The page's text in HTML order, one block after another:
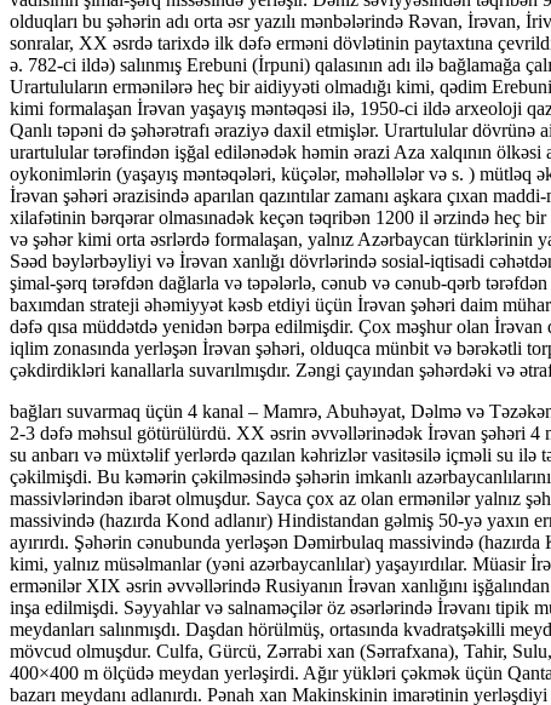
olduqları bu şəhərin adı orta əsr yazılı mənbələrində Rəvan, İrəvan,
sonralar, XX əsrdə tarixdə ilk dəfə erməni dövlətinin paytaxtına
ə. 782-ci ildə) salınmış Erebuni (İrpuni) qalasının adı ilə bağlamağa
Urartuluların ermənilərə heç bir aidiyyəti olmadığı kimi, qədim
kimi formalaşan İrəvan yaşayış məntəqəsi ilə, 1950-ci ildə arxeoloji
Qanlı təpəni də şəhərətrafı əraziyə daxil etmişlər. Urartulular dövrünə
urartulular tərəfindən işğal edilənədək həmin ərazi Aza xalqının
oykonimlərin (yaşayış məntəqələri, küçələr, məhəllələr və s. ) mütləq
İrəvan şəhəri ərazisində aparılan qazıntılar zamanı aşkara çıxan
xilafətinin bərqərar olmasınadək keçən təqribən 1200 il ərzində heç
və şəhər kimi orta əsrlərdə formalaşan, yalnız Azərbaycan türklərinin
Səəd bəylərbəyliyi və İrəvan xanlığı dövrlərində sosial-iqtisadi
şimal-şərq tərəfdən dağlarla və təpələrlə, cənub və cənub-qərb
baxımdan strateji əhəmiyyət kəsb etdiyi üçün İrəvan şəhəri daim
dəfə qısa müddətdə yenidən bərpa edilmişdir. Çox məşhur olan
iqlim zonasında yerləşən İrəvan şəhəri, olduqca münbit və bərəkətli
çəkdirdikləri kanallarla suvarılmışdır. Zəngi çayından şəhərdəki və
bağları suvarmaq üçün 4 kanal – Mamrə, Abuhəyat, Dəlmə və Təzəkənd kanalları çəkilmişdi. Şəhərin cənubundakı bağlar isə (Qırxbulaq) çayından çəkilən kanal və arxlarla suvarılırdı. İrəvan torpaqlarından ildə 2-3 dəfə məhsul götürülürdü. XX əsrin əvvəllərinədək İrəvan şəhəri 4 mənbədən – Zəngi çayı, Söyüdlük adlanan ərazidəki çoxsaylı bulaqlar, Gedər (Qırxbulaq) çayının şəhər bağlarından keçən hissəsində tikilən su anbarı və müxtəlif yerlərdə qazılan kəhrizlər vasitəsilə içməli su ilə təmin edilirdi. XX əsrin əvvəlində İrəvandan təqribən 19 km uzaqlıqda Gedər çayının mənbəyindən (Qırxbulaqdan) şəhərə su kəməri çəkilmişdi. Bu kəmərin çəkilməsində şəhərin imkanlı azərbaycanlılarının müstəsna xidmətləri olmuşdu. Xanlıqlar dövründə İrəvan şəhəri dörd kvartaldan – Qala, Şəhər (Şəhri), Təpəbaşı və Dəmirbulaq yaşayış massivlərindən ibarət olmuşdur. Sayca çox az olan ermənilər yalnız şəhərin ətrafındakı bəzi qəsəbələrdə yaşayırdılar. Şəhər (Şəhri) massivi İrəvanın ən qədim hissəsi olmuşdur. Şəhəri qərbində yerləşən Təpəbaşı massivində (hazırda Kond adlanır) Hindistandan gəlmiş 50-yə yaxın erməni qaraçı ailələri (boşalar) məskunlaşmışdılar. Təpəbaşı massivini Şəhər massivindən İrəvanın adlı-sanlı adamlarının çoxsaylı bağları ayırırdı. Şəhərin cənubunda yerləşən Dəmirbulaq massivində (hazırda Karanki Tağ adlanır) yalnız azərbaycanlılar yaşayırdılar. İrəvan qalasında isə fransız səyyahları J. Tavernye və J. Şardenin qeyd etdikləri kimi, yalnız müsəlmanlar (yəni azərbaycanlılar) yaşayırdılar. Müasir İrəvan şəhərində ermənilərə məxsus yaşı 200 ildən artıq bircə dənə də olsun tarixi-memarlıq abidəsi mövcud deyil. Çünki İrəvan şəhərində ermənilər XIX əsrin əvvəllərində Rusiyanın İrəvan xanlığını işğalından sonra tədricən İran və Türkiyədən köçüb gətirilərək məskunlaşdırılmışlar. İrəvandakı tarixi-memarlıq abidələri Şərq memarlığı üslubunda inşa edil­mişdi. Səyyahlar və salnaməçilər öz əsərlərində İrəvanı tipik müsəlman şəhəri kimi təsvir etmişlər. İrəvan şəhəri karvan yollarının kəsişdiyi məkanda yerləşdiyi üçün burada çoxlu karvansaralar və ticarət meydanları salınmışdı. Daşdan hörülmüş, ortasında kvadratşəkilli meydançaları, su hovuzları olan karvansaralar İrəvanın gözəl tikililərindən hesab olunurdu. XIX əsrin əvvəllərində İrəvanda 8 karvansara mövcud olmuşdur. Culfa, Gürcü, Zərrabi xan (Sərrafxana), Tahir, Sulu, Susuz, Avşar, Hacı Əli karvansaralarında üst-üstə 851 köşk mövcud olmuşdur. Şəhərin mərkəzi hissəsində Böyük Meydan adlanan 400×400 m ölçüdə meydan yerləşirdi. Ağır yükləri çəkmək üçün Qantar tərəzisi, yüngül yükləri çəkmək üçün Mizan tərəzisi bu meydanda yerləşirdi. Digər meydanlar Xan bağı, Zal xan, Hüseynəli xan, Fəhlə bazarı meydanı adlanırdı. Pənah xan Makinskinin imarətinin yerləşdiyi ərazi isə son vaxtlaradək Pənah xan meydanı adlanırdı. İrəvanda Şərq memarlıq üslubunda 8 hamam – Şəhər, Zal xan, Şeyxülislam, Mehdi bəy, Hacı Bəyim (sonuncu İrəvan xanının qardaşı Həsən xanın qızı), Təpəbaşı, Hacı Əli, Hacı Fətəli, Kərim bəy hamamları mövcud idi. Hazırda İrəvanın mərkəzindəki Respublika meydanının yerləşdiyi yerdə vaxtilə mövcud olan Zal xan hamam kompleksində yeraltı çayxana ilə yanaşı, muğamat məclislərin keçirilməsi üçün xüsusi otaq ayrılmışdı. XIX əsrin sonları, XX əsri